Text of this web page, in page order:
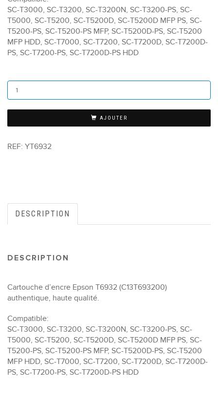
SC-T3000, SC-T3200, SC-T3200N, SC-T3200-PS, SC-
T5000, SC-T5200, SC-T5200D, SC-T5200D MFP PS, SC-
T5200-PS, SC-T5200-PS MFP, SC-T5200D-PS, SC-T5200
MFP HDD, SC-T7000, SC-T7200, SC-T7200D, SC-T7200D-
PS, SC-T7200-PS, SC-T7200D-PS HDD
AJOUTER
REF: YT6932
DESCRIPTION
DESCRIPTION
Cartouche d’encre Epson T6932 (C13T693200)
authentique, haute qualité.
Compatible:
SC-T3000, SC-T3200, SC-T3200N, SC-T3200-PS, SC-
T5000, SC-T5200, SC-T5200D, SC-T5200D MFP PS, SC-
T5200-PS, SC-T5200-PS MFP, SC-T5200D-PS, SC-T5200
MFP HDD, SC-T7000, SC-T7200, SC-T7200D, SC-T7200D-
PS, SC-T7200-PS, SC-T7200D-PS HDD